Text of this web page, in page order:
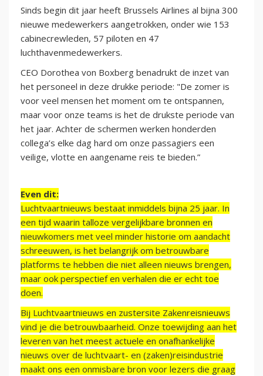
Sinds begin dit jaar heeft Brussels Airlines al bijna 300
nieuwe medewerkers aangetrokken, onder wie 153
cabinecrewleden, 57 piloten en 47
luchthavenmedewerkers.
CEO Dorothea von Boxberg benadrukt de inzet van
het personeel in deze drukke periode: "De zomer is
voor veel mensen het moment om te ontspannen,
maar voor onze teams is het de drukste periode van
het jaar. Achter de schermen werken honderden
collega’s elke dag hard om onze passagiers een
veilige, vlotte en aangename reis te bieden.”
Even dit:
Luchtvaartnieuws bestaat inmiddels bijna 25 jaar. In
een tijd waarin talloze vergelijkbare bronnen en
nieuwkomers met veel minder historie om aandacht
schreeuwen, is het belangrijk om betrouwbare
platforms te hebben die niet alleen nieuws brengen,
maar ook perspectief en verhalen die er echt toe
doen.
Bij Luchtvaartnieuws en zustersite Zakenreisnieuws
vind je die betrouwbaarheid. Onze toewijding aan het
leveren van het meest actuele en onafhankelijke
nieuws over de luchtvaart- en (zaken)reisindustrie
maakt ons een onmisbare bron voor lezers die graag